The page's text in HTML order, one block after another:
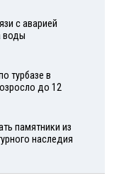
с аварией
воды
турбазе в
до 12
памятники из
наследия